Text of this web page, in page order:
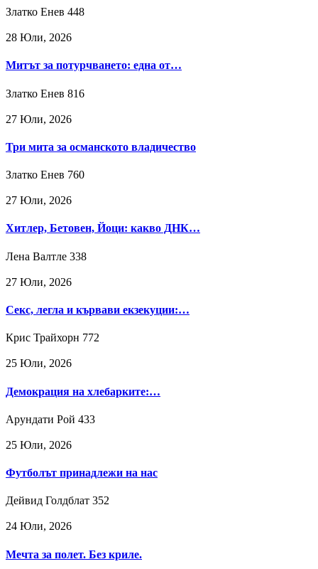
Златко Енев 448
28 Юли, 2026
Митът за потурчването: една от…
Златко Енев 816
27 Юли, 2026
Три мита за османското владичество
Златко Енев 760
27 Юли, 2026
Хитлер, Бетовен, Йоци: какво ДНК…
Лена Валтле 338
27 Юли, 2026
Секс, легла и кървави екзекуции:…
Крис Трайхорн 772
25 Юли, 2026
Демокрация на хлебарките:…
Арундати Рой 433
25 Юли, 2026
Футболът принадлежи на нас
Дейвид Голдблат 352
24 Юли, 2026
Мечта за полет. Без криле.